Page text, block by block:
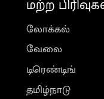
மற்ற
லோக்கல்
வேலை
டிரெண்டிங்
தமிழ்நாடு